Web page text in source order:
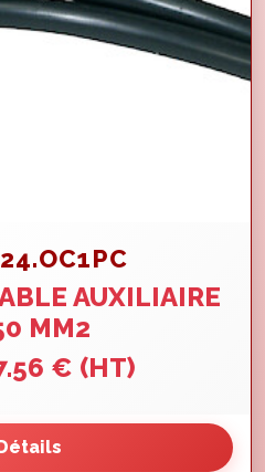
AUXILIAIRE
MM2
€ (HT)